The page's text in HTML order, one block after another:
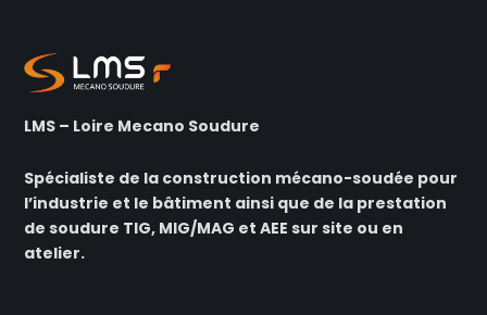
LMS – Loire Mecano Soudure
Spécialiste de la construction mécano-soudée pour
l’industrie et le bâtiment ainsi que de la prestation
de soudure TIG, MIG/MAG et AEE sur site ou en
atelier.